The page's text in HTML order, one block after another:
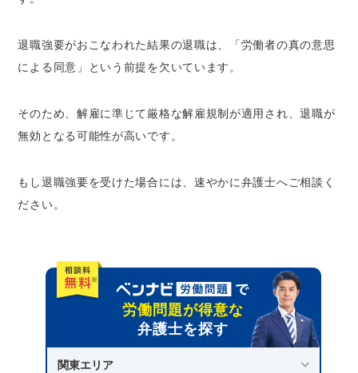
退職強要がおこなわれた結果の退職は、「労働者の真の意思
による同意」という前提を欠いています。
そのため、解雇に準じて厳格な解雇規制が適用され、退職が
無効となる可能性が高いです。
もし退職強要を受けた場合には、速やかに弁護士へご相談く
ださい。
労働問題が得意な
弁護士を探す
関東エリア